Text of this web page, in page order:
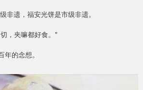
非遗，福安光饼是市级非遗。
，夹嘛都好食。"
的念想。